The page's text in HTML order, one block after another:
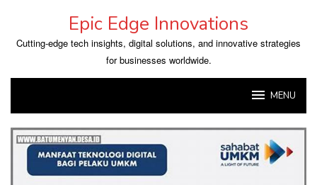
content
Epic Edge Innovations
Cutting-edge tech insights, digital solutions, and innovative strategies
for businesses worldwide.
MENU